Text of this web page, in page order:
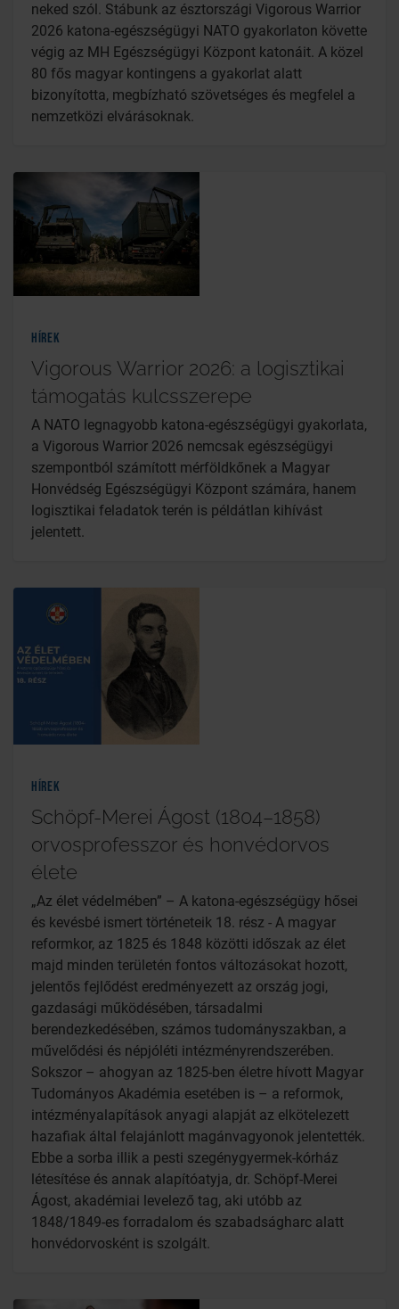
neked szól. Stábunk az észtországi Vigorous Warrior
2026 katona-egészségügyi NATO gyakorlaton követte
végig az MH Egészségügyi Központ katonáit. A közel
80 fős magyar kontingens a gyakorlat alatt
bizonyította, megbízható szövetséges és megfelel a
nemzetközi elvárásoknak.
Hírek
Vigorous Warrior 2026: a logisztikai
támogatás kulcsszerepe
A NATO legnagyobb katona-egészségügyi gyakorlata,
a Vigorous Warrior 2026 nemcsak egészségügyi
szempontból számított mérföldkőnek a Magyar
Honvédség Egészségügyi Központ számára, hanem
logisztikai feladatok terén is példátlan kihívást
jelentett.
Hírek
Schöpf-Merei Ágost (1804–1858)
orvosprofesszor és honvédorvos
élete
„Az élet védelmében” – A katona-egészségügy hősei
és kevésbé ismert történeteik 18. rész - A magyar
reformkor, az 1825 és 1848 közötti időszak az élet
majd minden területén fontos változásokat hozott,
jelentős fejlődést eredményezett az ország jogi,
gazdasági működésében, társadalmi
berendezkedésében, számos tudományszakban, a
művelődési és népjóléti intézményrendszerében.
Sokszor – ahogyan az 1825-ben életre hívott Magyar
Tudományos Akadémia esetében is – a reformok,
intézményalapítások anyagi alapját az elkötelezett
hazafiak által felajánlott magánvagyonok jelentették.
Ebbe a sorba illik a pesti szegénygyermek-kórház
létesítése és annak alapítóatyja, dr. Schöpf-Merei
Ágost, akadémiai levelező tag, aki utóbb az
1848/1849-es forradalom és szabadságharc alatt
honvédorvosként is szolgált.